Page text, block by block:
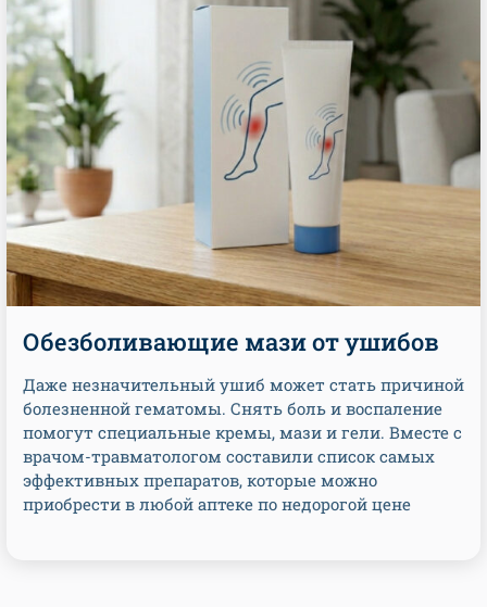
Обезболивающие мази от ушибов
Даже незначительный ушиб может стать причиной
болезненной гематомы. Снять боль и воспаление
помогут специальные кремы, мази и гели. Вместе с
врачом-травматологом составили список самых
эффективных препаратов, которые можно
приобрести в любой аптеке по недорогой цене